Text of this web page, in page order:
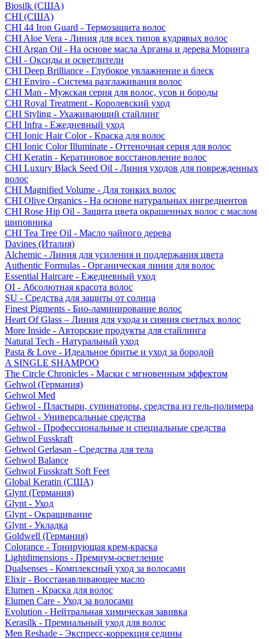
Biosilk (США)
CHI (США)
CHI 44 Iron Guard - Термозащита волос
CHI Aloe Vera - Линия для всех типов кудрявых волос
CHI Argan Oil - На основе масла Арганы и дерева Моринга
CHI - Оксиды и осветлители
CHI Deep Brilliance - Глубокое увлажнение и блеск
CHI Enviro - Система разглаживания волос
CHI Man - Мужская серия для волос, усов и бороды
CHI Royal Treatment - Королевский уход
CHI Styling - Ухаживающий стайлинг
CHI Infra - Ежедневный уход
CHI Ionic Hair Color - Краска для волос
CHI Ionic Color Illuminate - Оттеночная серия для волос
CHI Keratin - Кератиновое восстановление волос
CHI Luxury Black Seed Oil - Линия уходов для поврежденных
волос
CHI Magnified Volume - Для тонких волос
CHI Olive Organics - На основе натуральных ингредиентов
CHI Rose Hip Oil - Защита цвета окрашенных волос с маслом
шиповника
CHI Tea Tree Oil - Масло чайного дерева
Davines (Италия)
Alchemic - Линия для усиления и поддержания цвета
Authentic Formulas - Органическая линия для волос
Essential Haircare - Eжедневный уход
OI - Абсолютная красота волос
SU - Средства для защиты от солнца
Finest Pigments - Био-ламинирование волос
Heart Of Glass – Линия для ухода и сияния светлых волос
More Inside - Авторские продукты для стайлинга
Natural Tech - Натуральный уход
Pasta & Love - Идеальное бритье и уход за бородой
A SINGLE SHAMPOO
The Circle Chronicles - Маски с мгновенным эффектом
Gehwol (Германия)
Gehwol Med
Gehwol - Пластыри, супинаторы, средства из гель-полимера
Gehwol - Универсальные средства
Gehwol - Профессиональные и специальные средства
Gehwol Fusskraft
Gehwol Gerlasan - Средства для тела
Gehwol Balance
Gehwol Fusskraft Soft Feet
Global Keratin (США)
Glynt (Германия)
Glynt - Уход
Glynt - Окрашивание
Glynt - Укладка
Goldwell (Германия)
Colorance - Тонирующая крем-краска
Lightdimensions - Премиум-осветление
Dualsenses - Комплексный уход за волосами
Elixir - Восстанавливающее масло
Elumen - Краска для волос
Elumen Care - Уход за волосами
Evolution - Нейтральная химическая завивка
Kerasilk - Премиальный уход для волос
Men Reshade - Экспресс-коррекция седины